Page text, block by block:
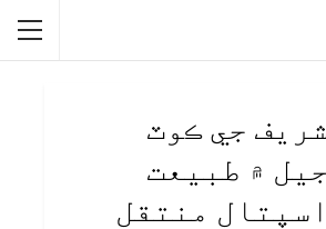
جي ڪوٽ
۾ طبيعت
منتقل